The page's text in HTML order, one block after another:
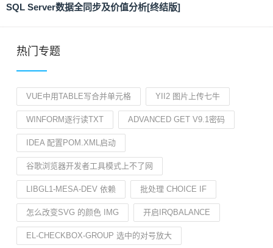
SQL Server数据全同步及价值分析[终结版]
热门专题
VUE中用TABLE写合并单元格 YII2 图片上传七牛
WINFORM逐行读TXT ADVANCED GET V9.1密码
IDEA 配置POM.XML启动
谷歌浏览器开发者工具模式上不了网
LIBGL1-MESA-DEV 依赖 批处理 CHOICE IF
怎么改变SVG 的颜色 IMG 开启IRQBALANCE
EL-CHECKBOX-GROUP 选中的对号放大